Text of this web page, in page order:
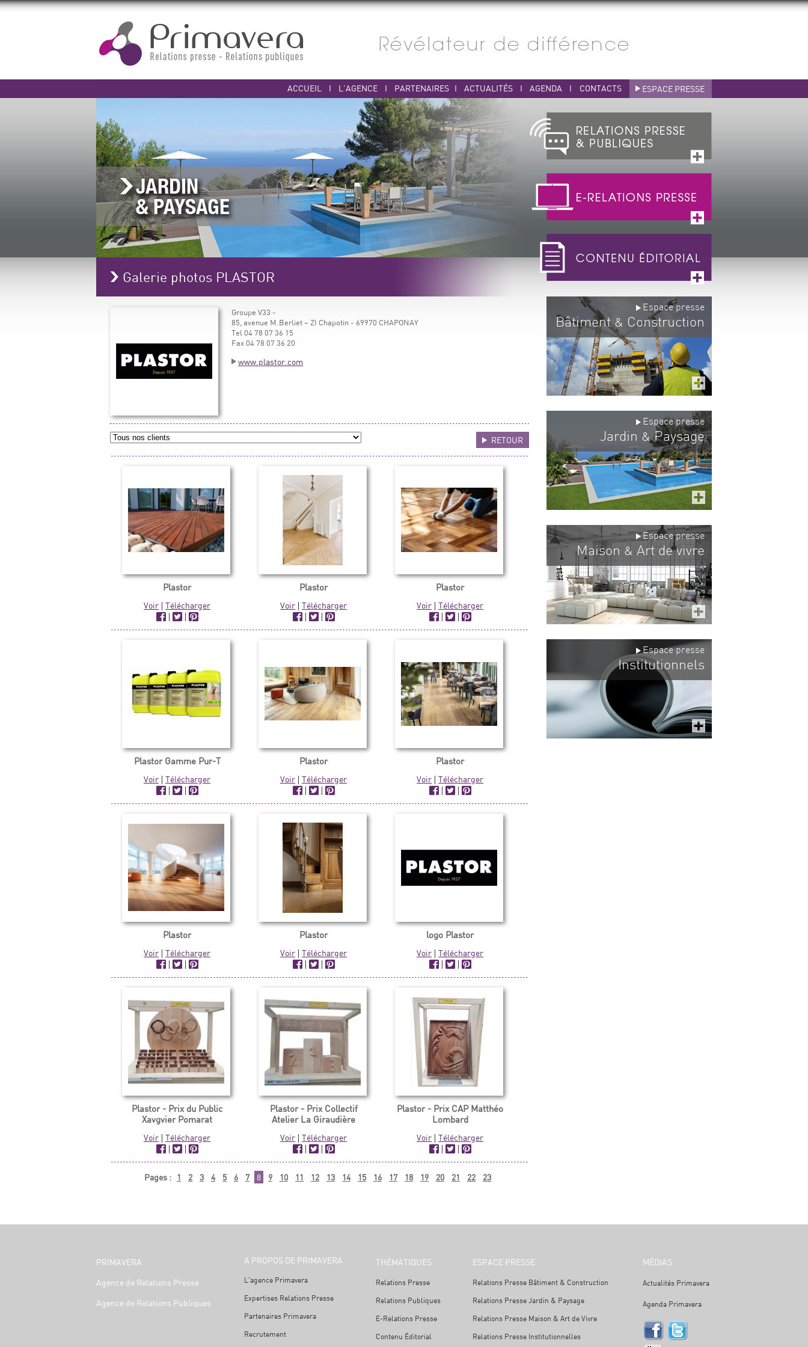
ACCUEIL I L'AGENCE I PARTENAIRES I ACTUALITÉS I AGENDA I CONTACTS ESPACE PRESSE
Galerie photos PLASTOR
Groupe V33 -
85, avenue M.Berliet – ZI Chapotin - 69970 CHAPONAY
Tel 04 78 07 36 15
Fax 04 78 07 36 20
www.plastor.com
RETOUR
Plastor
Voir |Télécharger
|
|
Plastor
Voir |Télécharger
|
|
Plastor
Voir |Télécharger
|
|
Plastor Gamme Pur-T
Voir |Télécharger
|
|
Plastor
Voir |Télécharger
|
|
Plastor
Voir |Télécharger
|
|
Plastor
Voir |Télécharger
|
|
Plastor
Voir |Télécharger
|
|
logo Plastor
Voir |Télécharger
|
|
Plastor - Prix du Public
Xavgvier Pomarat
Voir |Télécharger
|
|
Plastor - Prix Collectif
Atelier La Giraudière
Voir |Télécharger
|
|
Plastor - Prix CAP Matthéo
Lombard
Voir |Télécharger
|
|
Pages : 1 2 3 4 5 6 7 8 9 10 11 12 13 14 15 16 17 18 19 20 21 22 23
Espace presse
Bâtiment& Construction
Espace presse
Jardin &Paysage
Espace presse
Maison & Art de vivre
Espace presse
Institutionnels
PRIMAVERA
Agence de Relations Presse
Agence de Relations Publiques
A PROPOS DE PRIMAVERA
L'agence Primavera
Expertises Relations Presse
Partenaires Primavera
Recrutement
THÉMATIQUES
Relations Presse
Relations Publiques
E-Relations Presse
Contenu Éditorial
ESPACE PRESSE
Relations Presse Bâtiment & Construction
Relations Presse Jardin & Paysage
Relations Presse Maison & Art de Vivre
Relations Presse Institutionnelles
MÉDIAS
Actualités Primavera
Agenda Primavera